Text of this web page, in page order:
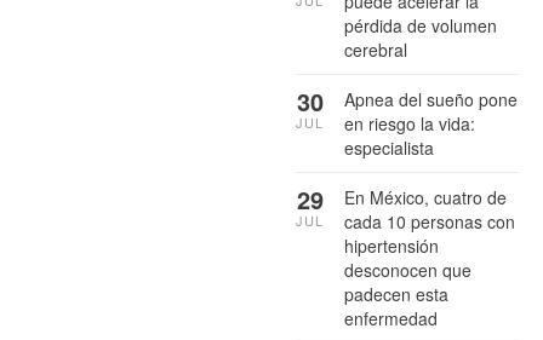
pérdida de volumen
cerebral
Apnea del sueño pone
en riesgo la vida:
especialista
30
JUL
En México, cuatro de
cada 10 personas con
hipertensión
desconocen que
padecen esta
enfermedad
29
JUL